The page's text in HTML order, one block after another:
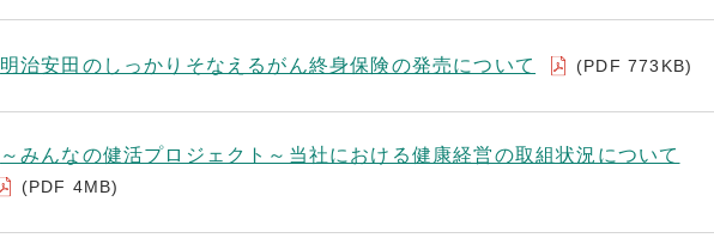
明治安田のしっかりそなえるがん終身保険の発売について (PDF 773KB)
～みんなの健活プロジェクト～当社における健康経営の取組状況について
(PDF 4MB)